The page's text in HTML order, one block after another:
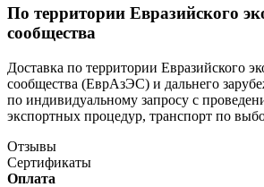
По территории Евразийского
сообщества
Доставка по территории Евразийского
сообщества (ЕврАзЭС) и дальнего
по индивидуальному запросу с
экспортных процедур, транспорт по
Отзывы
Сертификаты
Оплата